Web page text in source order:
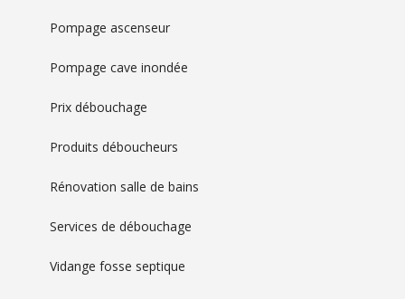
Pompage ascenseur
Pompage cave inondée
Prix débouchage
Produits déboucheurs
Rénovation salle de bains
Services de débouchage
Vidange fosse septique